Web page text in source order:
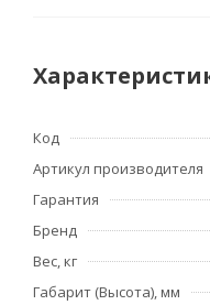
Код
Артикул производителя
Гарантия
Бренд
Вес, кг
Габарит (Высота), мм